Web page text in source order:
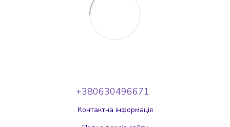
+380630496671
Контактна інформація